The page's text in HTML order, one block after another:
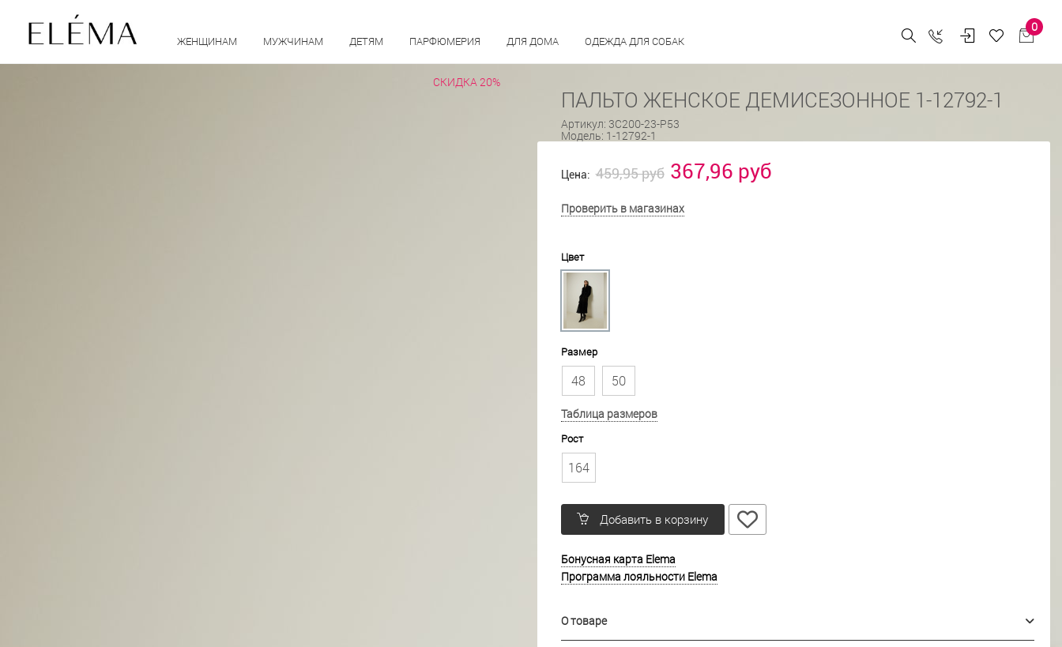
ЖЕНЩИНАМ МУЖЧИНАМ ДЕТЯМ ПАРФЮМЕРИЯ ДЛЯ ДОМА ОДЕЖДА ДЛЯ СОБАК
0
СКИДКА 20%
ПАЛЬТО ЖЕНСКОЕ ДЕМИСЕЗОННОЕ 1-12792-1
Артикул: 3С200-23-Р53
Модель: 1-12792-1
Цена: 459,95 руб 367,96 руб
Проверить в магазинах
Цвет
Размер
48 50
Таблица размеров
Рост
164
Добавить в корзину
Бонусная карта Elema
Программа лояльности Elema
О товаре